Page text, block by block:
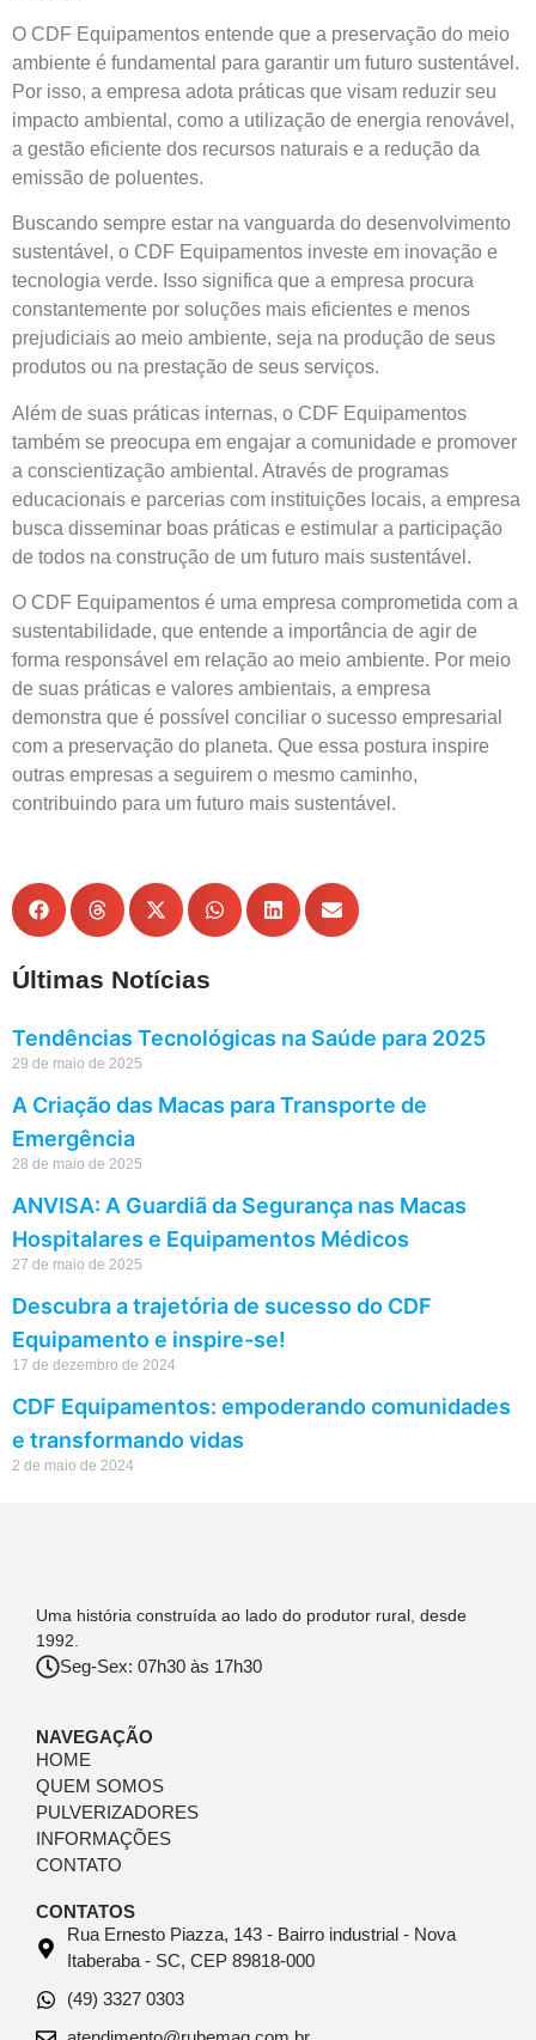
O CDF Equipamentos entende que a preservação do meio
ambiente é fundamental para garantir um futuro sustentável.
Por isso, a empresa adota práticas que visam reduzir seu
impacto ambiental, como a utilização de energia renovável,
a gestão eficiente dos recursos naturais e a redução da
emissão de poluentes.
Buscando sempre estar na vanguarda do desenvolvimento
sustentável, o CDF Equipamentos investe em inovação e
tecnologia verde. Isso significa que a empresa procura
constantemente por soluções mais eficientes e menos
prejudiciais ao meio ambiente, seja na produção de seus
produtos ou na prestação de seus serviços.
Além de suas práticas internas, o CDF Equipamentos
também se preocupa em engajar a comunidade e promover
a conscientização ambiental. Através de programas
educacionais e parcerias com instituições locais, a empresa
busca disseminar boas práticas e estimular a participação
de todos na construção de um futuro mais sustentável.
O CDF Equipamentos é uma empresa comprometida com a
sustentabilidade, que entende a importância de agir de
forma responsável em relação ao meio ambiente. Por meio
de suas práticas e valores ambientais, a empresa
demonstra que é possível conciliar o sucesso empresarial
com a preservação do planeta. Que essa postura inspire
outras empresas a seguirem o mesmo caminho,
contribuindo para um futuro mais sustentável.
Últimas Notícias
Tendências Tecnológicas na Saúde para 2025
29 de maio de 2025
A Criação das Macas para Transporte de
Emergência
28 de maio de 2025
ANVISA: A Guardiã da Segurança nas Macas
Hospitalares e Equipamentos Médicos
27 de maio de 2025
Descubra a trajetória de sucesso do CDF
Equipamento e inspire-se!
17 de dezembro de 2024
CDF Equipamentos: empoderando comunidades
e transformando vidas
2 de maio de 2024
Uma história construída ao lado do produtor rural, desde
1992.
Seg-Sex: 07h30 às 17h30
NAVEGAÇÃO
HOME
QUEM SOMOS
PULVERIZADORES
INFORMAÇÕES
CONTATO
CONTATOS
Rua Ernesto Piazza, 143 - Bairro industrial - Nova
Itaberaba - SC, CEP 89818-000
(49) 3327 0303